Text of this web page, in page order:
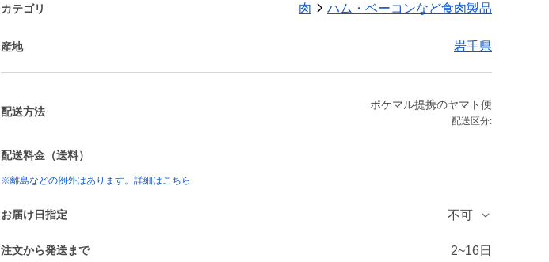
カテゴリ 肉 ハム・ベーコンなど食肉製品
産地 岩手県
配送方法
ポケマル提携のヤマト便
配送区分:
配送料金（送料）
※離島などの例外はあります。詳細はこちら
お届け日指定 不可
注文から発送まで 2~16日